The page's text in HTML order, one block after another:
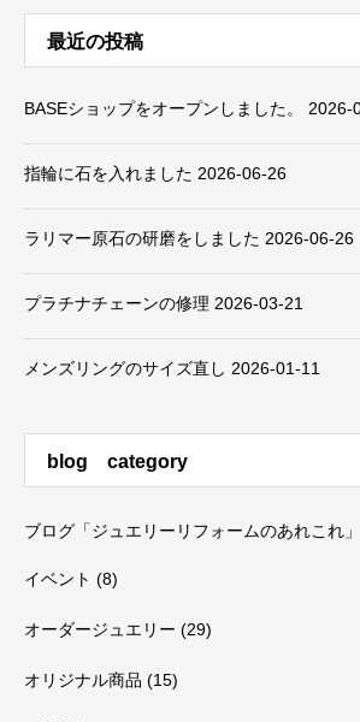
最近の投稿
BASEショップをオープンしました。 2026-
指輪に石を入れました 2026-06-26
ラリマー原石の研磨をしました 2026-06-26
プラチナチェーンの修理 2026-03-21
メンズリングのサイズ直し 2026-01-11
blog category
ブログ「ジュエリーリフォームのあれこれ」
イベント (8)
オーダージュエリー (29)
オリジナル商品 (15)